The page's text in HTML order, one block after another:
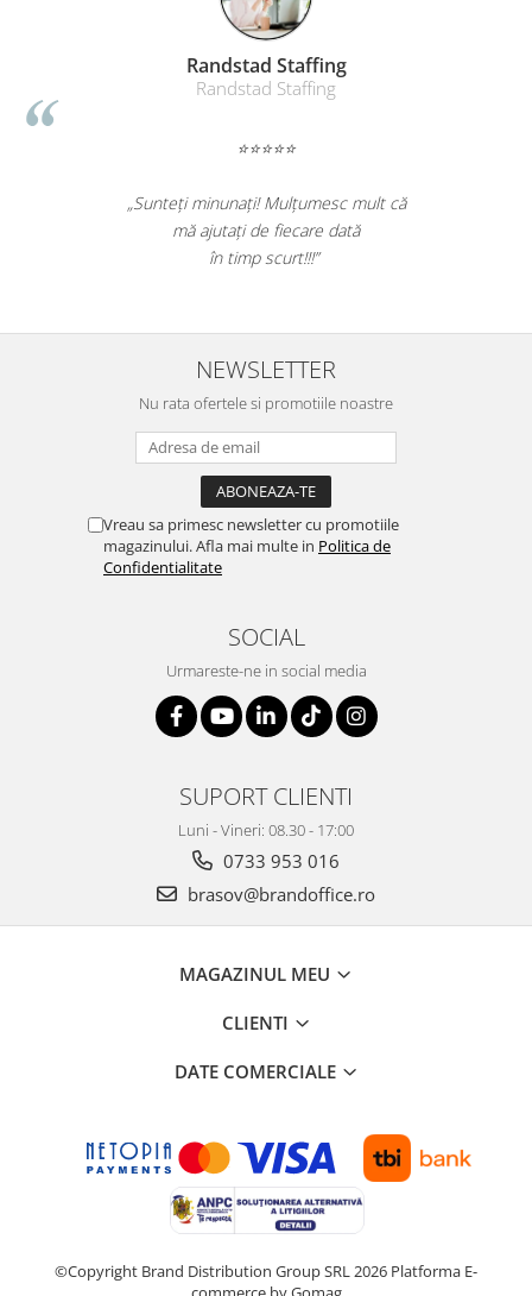
Ceasuri smart - Smartwatch
Baterii externe - Powerbanks
Accesorii localizare (FindMy)
Cartuse, tonere, consumabile PC
Suporturi si huse telefoane &
Tehnica si mobilier pentru birou
Folii laminare
Accesorii mobilier
Distrugatoare documente
Cosuri de gunoi pentru birou
Masini de legat, indosariat si
Apa si bauturi racoritoare
Textile si confort pentru casa
Seturi si accesorii pentru vin
Rucsacuri si articole de calatorie
Randstad Staffing
Randstad Staffing
⭐⭐⭐⭐⭐
„Sunteți minunați! Mulțumesc mult că
mă ajutați de fiecare dată
în timp scurt!!!”
NEWSLETTER
Nu rata ofertele si promotiile noastre
Vreau sa primesc newsletter cu promotiile
magazinului. Afla mai multe in Politica de
Confidentialitate
SOCIAL
Urmareste-ne in social media
SUPORT CLIENTI
Luni - Vineri: 08.30 - 17:00
0733 953 016
brasov@brandoffice.ro
MAGAZINUL MEU
CLIENTI
DATE COMERCIALE
©Copyright Brand Distribution Group SRL 2026 Platforma E-